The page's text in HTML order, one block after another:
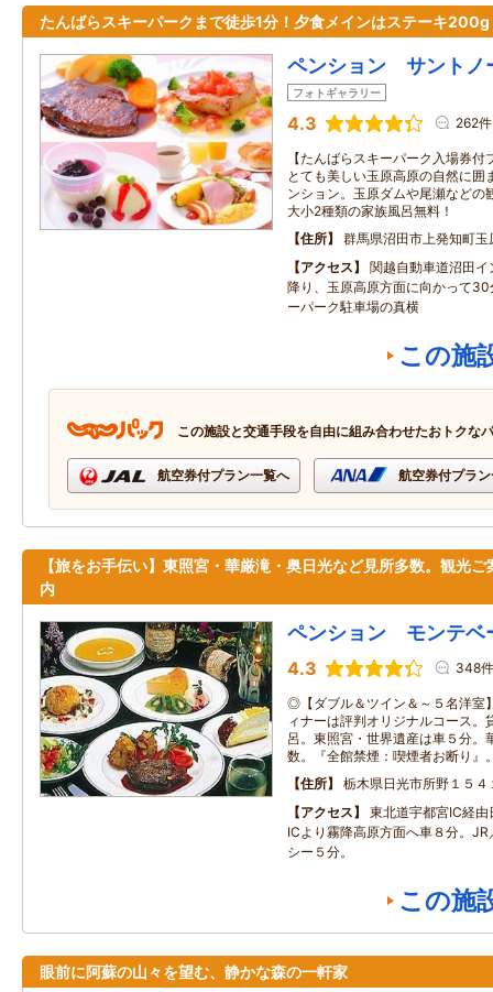
たんばらスキーパークまで徒歩1分！夕食メインはステーキ200g
ペンション サントノ
フォトギャラリー
4.3 262件
【たんばらスキーパーク入場券
とても美しい玉原高原の自然に囲
ンション。玉原ダムや尾瀬などの
大小2種類の家族風呂無料！
住所
群馬県沼田市上発知町玉
アクセス
関越自動車道沼田
降り、玉原高原方面に向かって
ーパーク駐車場の真横
この施
この施設と交通手段を自由に組み合わせたおトクな
航空券付プラン一覧へ 航空券付プラ
【旅をお手伝い】東照宮・華厳滝・奥日光など見所多数。観光ご
内
ペンション モンテベ
4.3 348件
◎【ダブル＆ツイン＆～５名洋室
ィナーは評判オリジナルコース。
呂。東照宮・世界遺産は車５分。
数。『全館禁煙：喫煙者お断り』
住所
栃木県日光市所野１５４
アクセス
東北道宇都宮IC経
ICより霧降高原方面へ車８分。
シー５分。
この施
眼前に阿蘇の山々を望む、静かな森の一軒家